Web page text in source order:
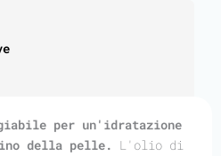
per un'idratazione
della pelle. L'olio di